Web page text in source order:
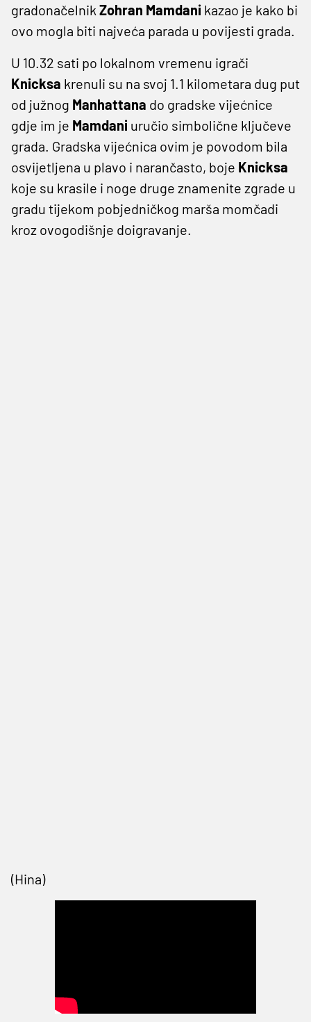
gradonačelnik Zohran Mamdani kazao je kako bi
ovo mogla biti najveća parada u povijesti grada.
U 10.32 sati po lokalnom vremenu igrači
Knicksa krenuli su na svoj 1.1 kilometara dug put
od južnog Manhattana do gradske vijećnice
gdje im je Mamdani uručio simbolične ključeve
grada. Gradska vijećnica ovim je povodom bila
osvijetljena u plavo i narančasto, boje Knicksa
koje su krasile i noge druge znamenite zgrade u
gradu tijekom pobjedničkog marša momčadi
kroz ovogodišnje doigravanje.
(Hina)